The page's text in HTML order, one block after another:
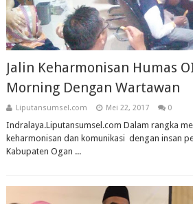
Jalin Keharmonisan Humas
Morning Dengan Wartawan
Liputansumsel.com Mei 22, 2017 0
Indralaya.Liputansumsel.com Dalam rangka
keharmonisan dan komunikasi dengan insan
Kabupaten Ogan ...